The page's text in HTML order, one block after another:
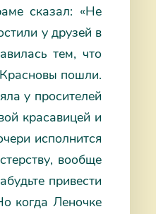
сказал: «Не
у друзей в
тем, что
пошли.
у просителей
красавицей и
исполнится
вообще
привести
когда Леночке